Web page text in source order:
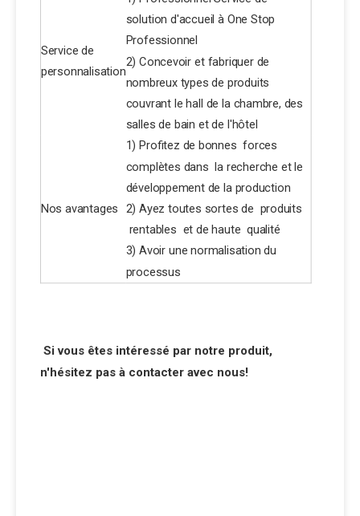
Service de
personnalisation
solution d'accueil à One Stop
Professionnel
2) Concevoir et fabriquer de
nombreux types de produits
couvrant le hall de la chambre, des
salles de bain et de l'hôtel
Nos avantages
1) Profitez de bonnes forces
complètes dans la recherche et le
développement de la production
2) Ayez toutes sortes de produits
rentables et de haute qualité
3) Avoir une normalisation du
processus
Si vous êtes intéressé par notre produit,
n'hésitez pas à contacter avec nous!